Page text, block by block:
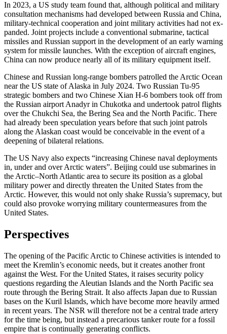
In 2023, a US study team found that, although political and military
consultation mechanisms had developed between Russia and China,
military-technical cooperation and joint military activities had not ex­
panded. Joint projects include a conventional submarine, tactical
missiles and Russian support in the development of an early warning
system for missile launches. With the exception of aircraft engines,
China can now produce nearly all of its military equipment itself.
Chinese and Russian long-range bombers patrolled the Arctic Ocean
near the US state of Alaska in July 2024. Two Russian Tu-95
strategic bombers and two Chinese Xian H-6 bombers took off from
the Russian airport Anadyr in Chukotka and undertook patrol flights
over the Chukchi Sea, the Bering Sea and the North Pacific. There
had already been speculation years before that such joint patrols
along the Alaskan coast would be conceivable in the event of a
deepening of bilateral relations.
The US Navy also expects “increasing Chinese naval deployments
in, under and over Arctic waters”. Beijing could use sub­marines in
the Arctic–North Atlantic area to secure its position as a global
military power and directly threaten the United States from the
Arctic. However, this would not only shake Russia’s supremacy, but
could also provoke worrying military countermeasures from the
United States.
Perspectives
The opening of the Pacific Arctic to Chinese activities is intended to
meet the Kremlin’s economic needs, but it creates another front
against the West. For the United States, it raises security policy
questions regarding the Aleutian Islands and the North Pacific sea
route through the Bering Strait. It also affects Japan due to Russian
bases on the Kuril Islands, which have become more heavily armed
in recent years. The NSR will therefore not be a central trade artery
for the time being, but instead a precarious tanker route for a fossil
empire that is con­tinually generating conflicts.